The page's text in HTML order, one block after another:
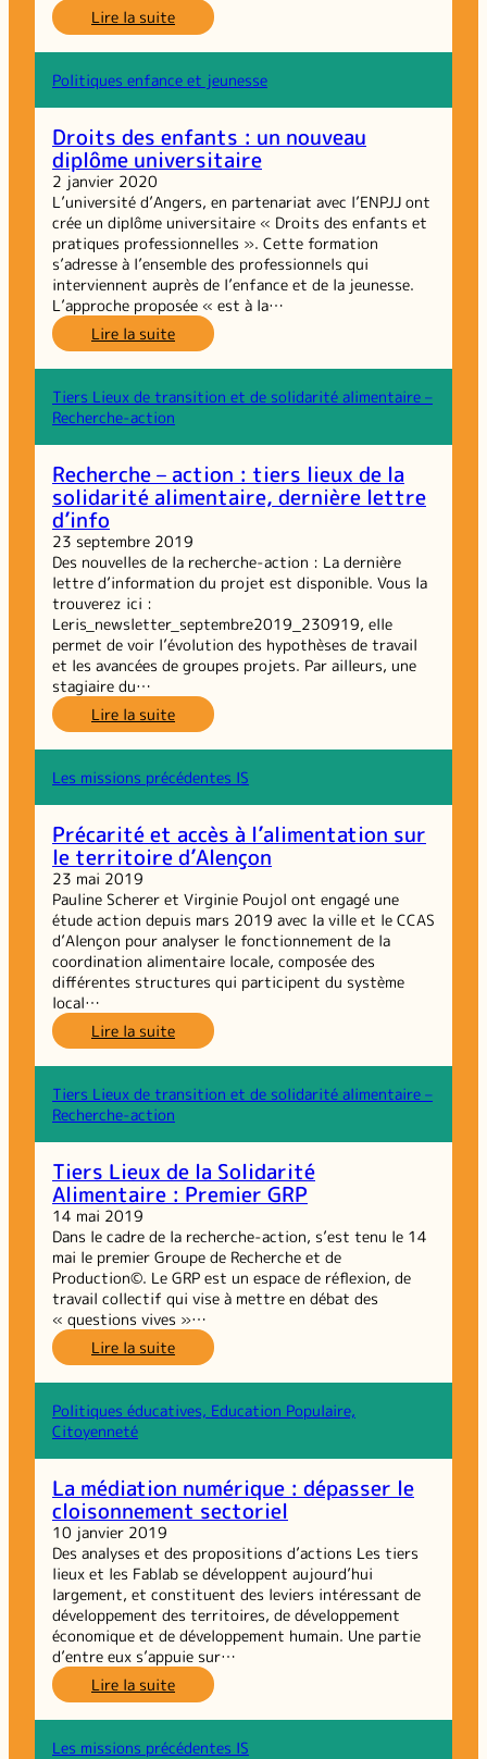
Lire la suite:
CETAL :
Présentation
du
Politiques enfance et jeunesse
Droits des enfants : un nouveau
diplôme universitaire
2 janvier 2020
L’université d’Angers, en partenariat avec l’ENPJJ ont
crée un diplôme universitaire « Droits des enfants et
pratiques professionnelles ». Cette formation
s’adresse à l’ensemble des professionnels qui
interviennent auprès de l’enfance et de la jeunesse.
L’approche proposée « est à la…
Lire la suite:
Droits
des
enfants :
universitaire
Tiers Lieux de transition et de solidarité alimentaire –
Recherche-action
Recherche – action : tiers lieux de la
solidarité alimentaire, dernière lettre
d’info
23 septembre 2019
Des nouvelles de la recherche-action : La dernière
lettre d’information du projet est disponible. Vous la
trouverez ici :
Leris_newsletter_septembre2019_230919, elle
permet de voir l’évolution des hypothèses de travail
et les avancées de groupes projets. Par ailleurs, une
stagiaire du…
Lire la suite:
Recherche
–
action :
de
la
alimentaire,
dernière
lettre
d’info
Les missions précédentes IS
Précarité et accès à l’alimentation sur
le territoire d’Alençon
23 mai 2019
Pauline Scherer et Virginie Poujol ont engagé une
étude action depuis mars 2019 avec la ville et le CCAS
d’Alençon pour analyser le fonctionnement de la
coordination alimentaire locale, composée des
différentes structures qui participent du système
local…
Lire la suite:
Précarité
et
accès
le
territoire
Tiers Lieux de transition et de solidarité alimentaire –
Recherche-action
Tiers Lieux de la Solidarité
Alimentaire : Premier GRP
14 mai 2019
Dans le cadre de la recherche-action, s’est tenu le 14
mai le premier Groupe de Recherche et de
Production©. Le GRP est un espace de réflexion, de
travail collectif qui vise à mettre en débat des
« questions vives »…
Lire la suite:
Tiers
Lieux
de
Premier
GRP
Politiques éducatives, Education Populaire,
Citoyenneté
La médiation numérique : dépasser le
cloisonnement sectoriel
10 janvier 2019
Des analyses et des propositions d’actions Les tiers
lieux et les Fablab se développent aujourd’hui
largement, et constituent des leviers intéressant de
développement des territoires, de développement
économique et de développement humain. Une partie
d’entre eux s’appuie sur…
Lire la suite:
La
médiation
numérique :
Les missions précédentes IS